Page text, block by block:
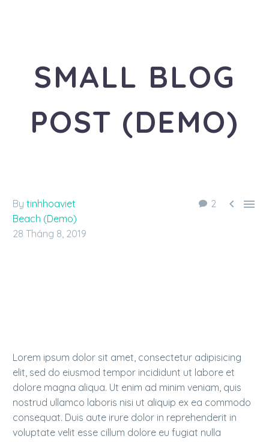
SMALL BLOG
POST (DEMO)
2  
By tinhhoaviet
Beach (Demo)
28 Tháng 8, 2019
Lorem ipsum dolor sit amet, consectetur adipisicing
elit, sed do eiusmod tempor incididunt ut labore et
dolore magna aliqua. Ut enim ad minim veniam, quis
nostrud ullamco laboris nisi ut aliquip ex ea commodo
consequat. Duis aute irure dolor in reprehenderit in
voluptate velit esse cillum dolore eu fugiat nulla